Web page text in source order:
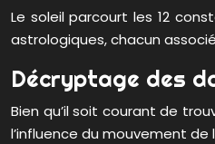
Le soleil parcourt les 12
astrologiques, chacun
Décryptage des
Bien qu’il soit courant de
l’influence du mouvement